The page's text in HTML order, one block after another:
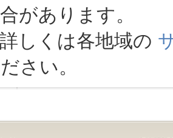
があります。
しくは各地域の
さい。